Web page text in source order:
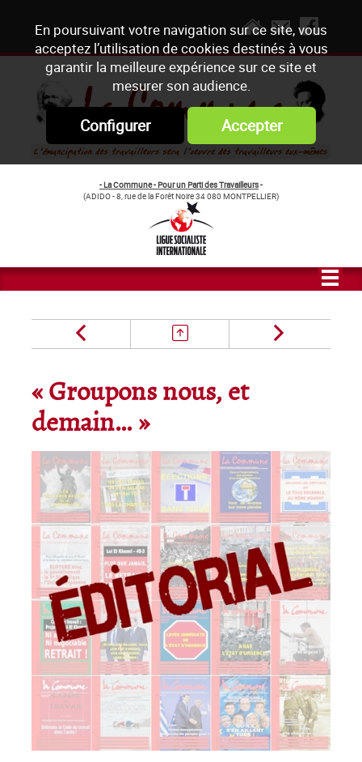
En poursuivant votre navigation sur ce site, vous
acceptez l’utilisation de cookies destinés à vous
garantir la meilleure expérience sur ce site et
mesurer son audience.
Configurer Accepter
- La Commune - Pour un Parti des Travailleurs-
(ADIDO - 8, rue de la Forêt Noire 34 080 MONTPELLIER)
« Groupons nous, et
demain… »